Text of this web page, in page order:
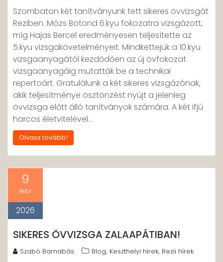
Szombaton két tanítványunk tett sikeres övvizsgát
Reziben. Mózs Botond 6.kyu fokozatra vizsgázott,
míg Hajas Bercel eredményesen teljesítette az
5.kyu vizsgakövetelményeit. Mindkettejük a 10.kyu
vizsgaanyagától kezdődően az új övfokozat
vizsgaanyagáig mutatták be a technikai
repertoárt. Gratulálunk a két sikeres vizsgázónak,
akik teljesítménye ösztönzést nyújt a jelenleg
övvizsga előtt álló tanítványok számára. A két ifjú
harcos életvitelével…
Olvass tovább!
9
febr
2026
SIKERES ÖVVIZSGA ZALAAPÁTIBAN!
Szabó Barnabás Blog, Keszthelyi hírek, Rezii hírek